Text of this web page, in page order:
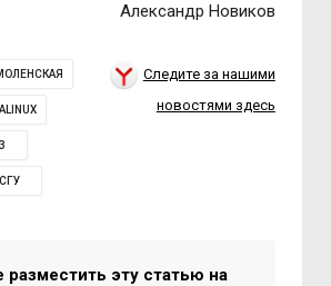
Александр Новиков
СГУ
Следите за нашими
новостями здесь
эту статью на